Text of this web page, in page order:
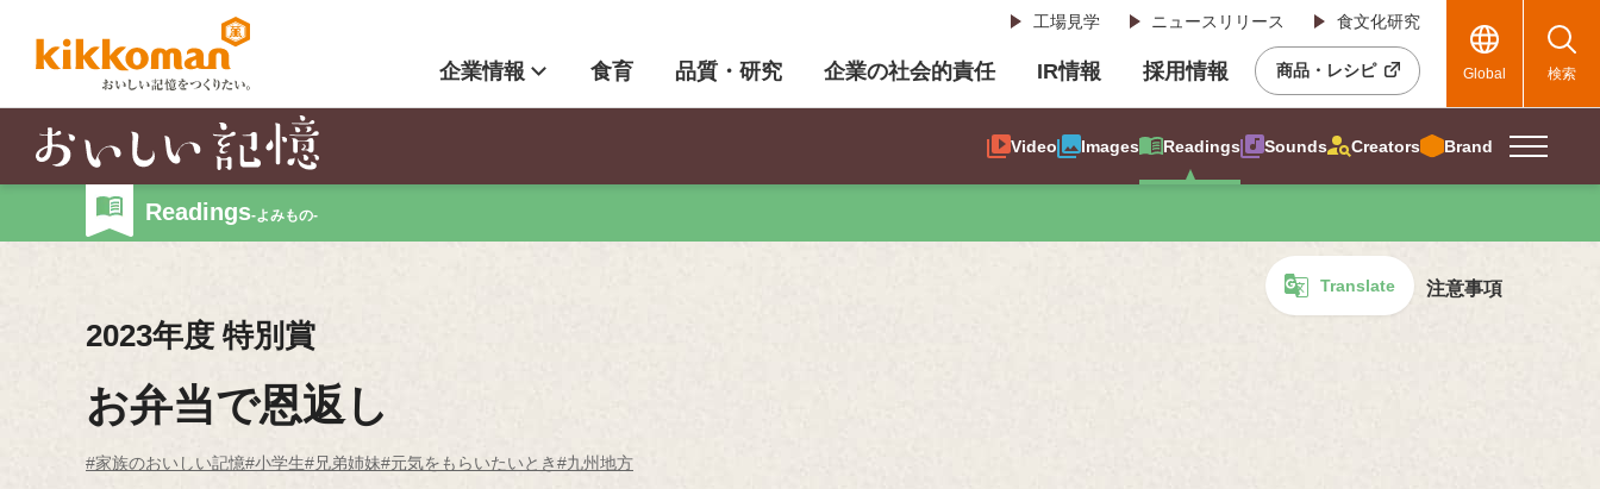
工場見学 ニュースリリース 食文化研究
企業情報 食育 品質・研究 企業の社会的責任 IR情報 採用情報 商品・レシピ Global 検索
Video Images Readings Sounds Creators Brand
Readings-よみもの-
Translate 注意事項
2023年度 特別賞
お弁当で恩返し
#家族のおいしい記憶#小学生#兄弟姉妹#元気をもらいたいとき#九州地方